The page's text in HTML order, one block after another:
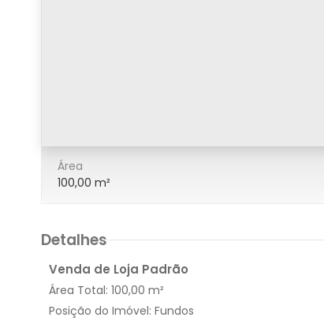
Área
100,00 m²
Detalhes
Venda de Loja Padrão
Área Total: 100,00 m²
Posição do Imóvel: Fundos